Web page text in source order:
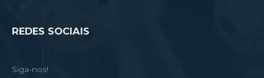
REDES SOCIAIS
Siga-nos!